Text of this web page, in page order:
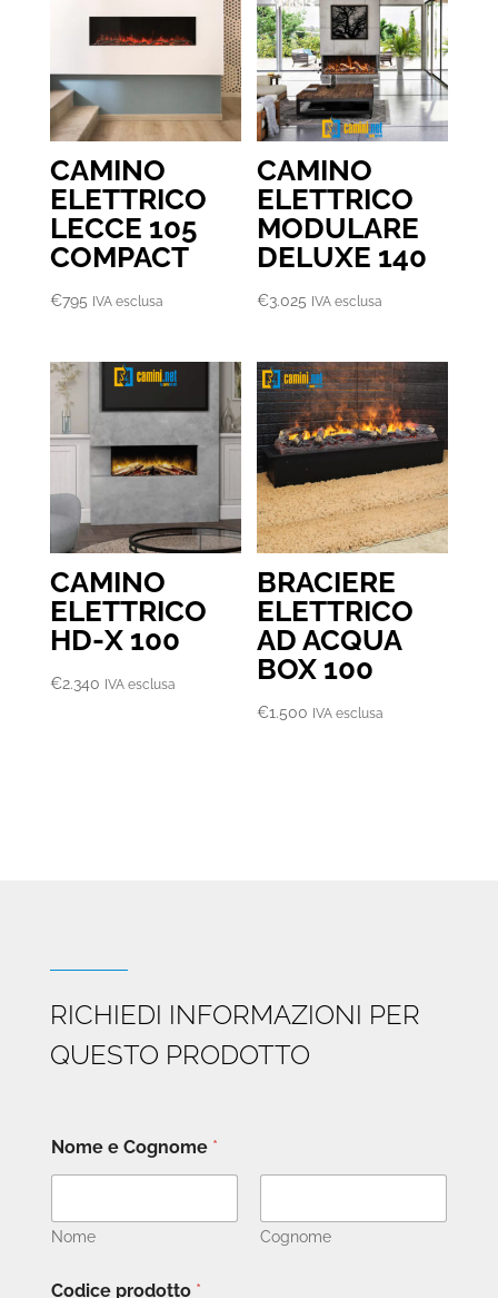
CAMINO
ELETTRICO
LECCE 105
COMPACT
€795 IVA esclusa
CAMINO
ELETTRICO
MODULARE
DELUXE 140
€3.025 IVA esclusa
CAMINO
ELETTRICO
HD-X 100
€2.340 IVA esclusa
BRACIERE
ELETTRICO
AD ACQUA
BOX 100
€1.500 IVA esclusa
RICHIEDI INFORMAZIONI PER
QUESTO PRODOTTO
Nome e Cognome *
Nome Cognome
Codice prodotto *